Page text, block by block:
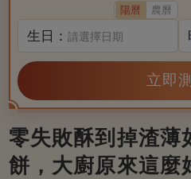
陽曆 農曆
生日：請選擇日期
立即
零失敗酥到掉渣薄
餅，大廚原來這麼